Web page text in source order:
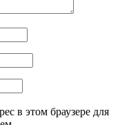
в этом браузере для